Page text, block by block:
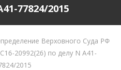
77824/2015
Верховного Суда РФ
20992(26) по делу N А41-
2015